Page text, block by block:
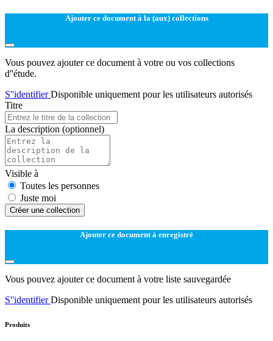
Ajouter ce document à la (aux) collections
Vous pouvez ajouter ce document à votre ou vos collections
d''étude.
S''identifierDisponible uniquement pour les utilisateurs autorisés
Titre
La description (optionnel)
Visible à
Toutes les personnes
Juste moi
Créer une collection
Ajouter ce document à enregistré
Vous pouvez ajouter ce document à votre liste sauvegardée
S''identifierDisponible uniquement pour les utilisateurs autorisés
Produits